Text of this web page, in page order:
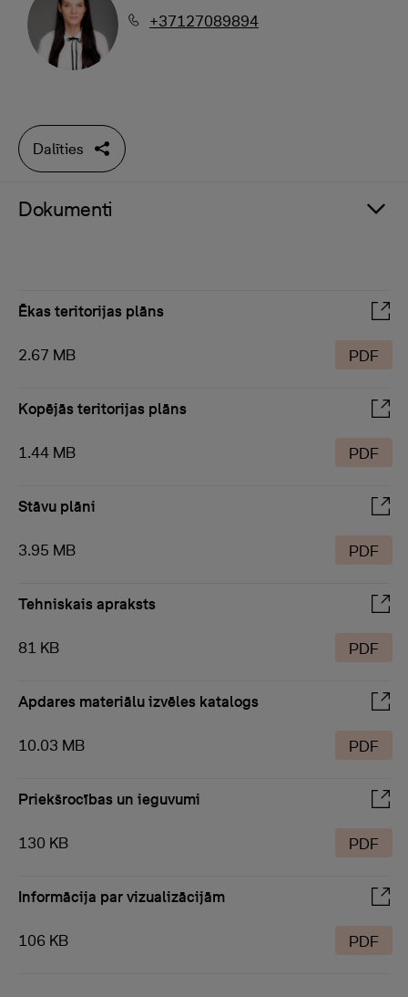
+37127089894
Dalīties
Dokumenti
Ēkas teritorijas plāns
2.67 MB PDF
Kopējās teritorijas plāns
1.44 MB PDF
Stāvu plāni
3.95 MB PDF
Tehniskais apraksts
81 KB PDF
Apdares materiālu izvēles katalogs
10.03 MB PDF
Priekšrocības un ieguvumi
130 KB PDF
Informācija par vizualizācijām
106 KB PDF